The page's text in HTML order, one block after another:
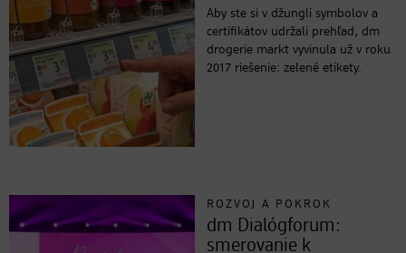
Aby ste si v džungli symbolov a
certifikátov udržali prehľad, dm
drogerie markt vyvinula už v roku
2017 riešenie: zelené etikety.
ROZVOJ A POKROK
dm Dialógforum:
smerovanie k